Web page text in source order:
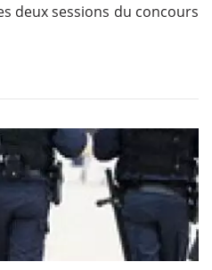
deux sessions du concours